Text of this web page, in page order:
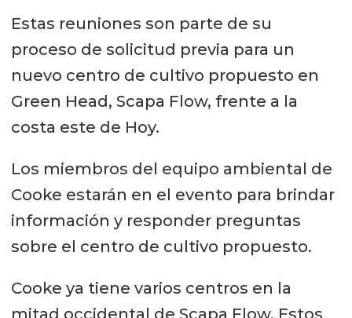
Estas reuniones son parte de su
proceso de solicitud previa para un
nuevo centro de cultivo propuesto en
Green Head, Scapa Flow, frente a la
costa este de Hoy.
Los miembros del equipo ambiental de
Cooke estarán en el evento para brindar
información y responder preguntas
sobre el centro de cultivo propuesto.
Cooke ya tiene varios centros en la
mitad occidental de Scapa Flow. Estos